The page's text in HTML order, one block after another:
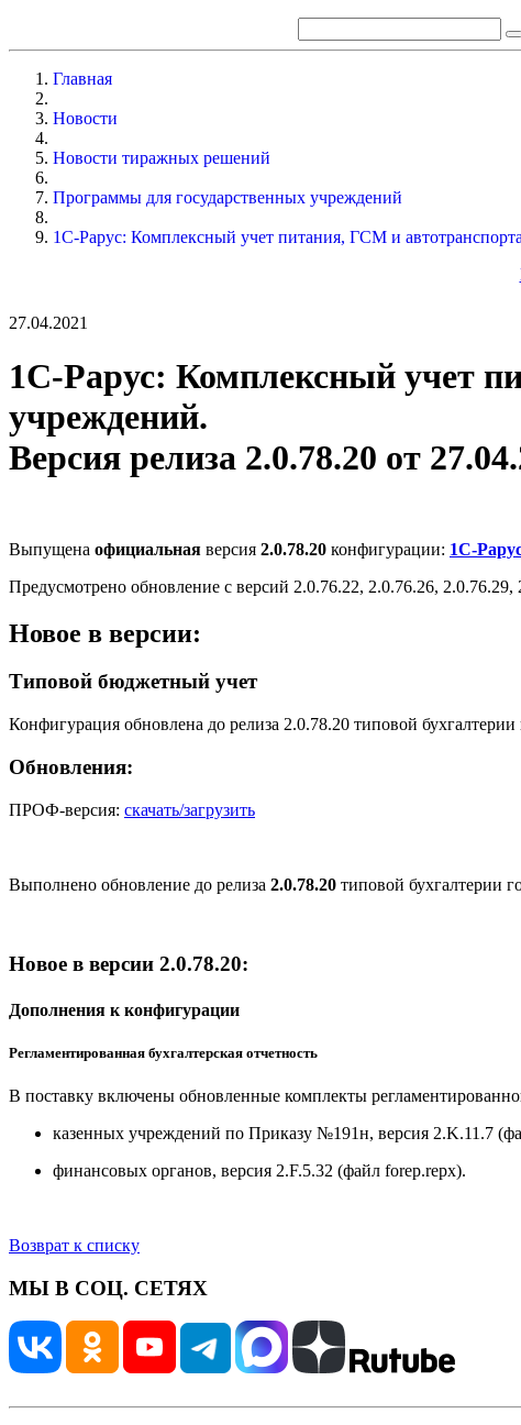
Главная
Новости
Новости тиражных решений
Программы для государственных учреждений
1С-Рарус: Комплексный учет питания, ГСМ и
27.04.2021
1С-Рарус: Комплексный учет
учреждений.
Версия релиза 2.0.78.20 от
Выпущена официальная версия 2.0.78.20 конфигурации: 1С-
Предусмотрено обновление с версий 2.0.76.22, 2.0.76.26, 2.0.76.29,
Новое в версии:
Типовой бюджетный учет
Конфигурация обновлена до релиза 2.0.78.20 типовой бухгалтерии
Обновления:
ПРОФ-версия: скачать/загрузить
Выполнено обновление до релиза 2.0.78.20 типовой бухгалтерии
Новое в версии 2.0.78.20:
Дополнения к конфигурации
Регламентированная бухгалтерская отчетность
В поставку включены обновленные комплекты
казенных учреждений по Приказу №191н, версия 2.K.11.7
финансовых органов, версия 2.F.5.32 (файл forep.repx).
Возврат к списку
МЫ В СОЦ. СЕТЯХ